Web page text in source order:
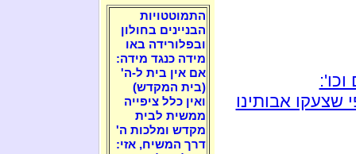
אבותינו
התמוטטויות
הבניינים בחולון
ובפלורידה באו
מידה כנגד מידה:
אם אין בית ל-ה'
(בית המקדש)
ואין כלל ציפייה
ממשית לבית
מקדש ומלכות ה'
דרך המשיח, אזי: